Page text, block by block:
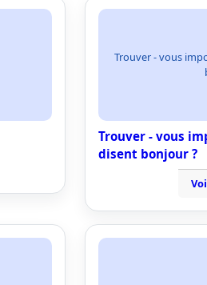
Trouver - vous
Trouver - vous
disent bonjour ?